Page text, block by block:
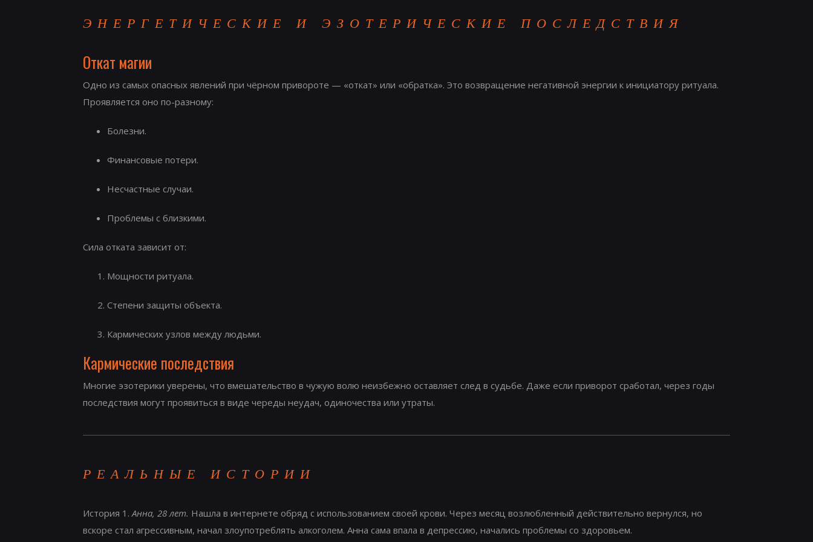
ЭНЕРГЕТИЧЕСКИЕ И ЭЗОТЕРИЧЕСКИЕ ПОСЛЕДСТВИЯ
Откат магии
Одно из самых опасных явлений при чёрном привороте — «откат» или «обратка». Это возвращение негативной энергии к инициатору ритуала.
Проявляется оно по-разному:
Болезни.
Финансовые потери.
Несчастные случаи.
Проблемы с близкими.
Сила отката зависит от:
Мощности ритуала.
Степени защиты объекта.
Кармических узлов между людьми.
Кармические последствия
Многие эзотерики уверены, что вмешательство в чужую волю неизбежно оставляет след в судьбе. Даже если приворот сработал, через годы
последствия могут проявиться в виде череды неудач, одиночества или утраты.
РЕАЛЬНЫЕ ИСТОРИИ
История 1.Анна, 28 лет. Нашла в интернете обряд с использованием своей крови. Через месяц возлюбленный действительно вернулся, но
вскоре стал агрессивным, начал злоупотреблять алкоголем. Анна сама впала в депрессию, начались проблемы со здоровьем.